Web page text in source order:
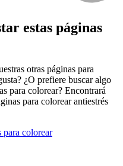
estas páginas
otras páginas para
¿O prefiere buscar algo
para colorear? Encontrará
para colorear antiestrés